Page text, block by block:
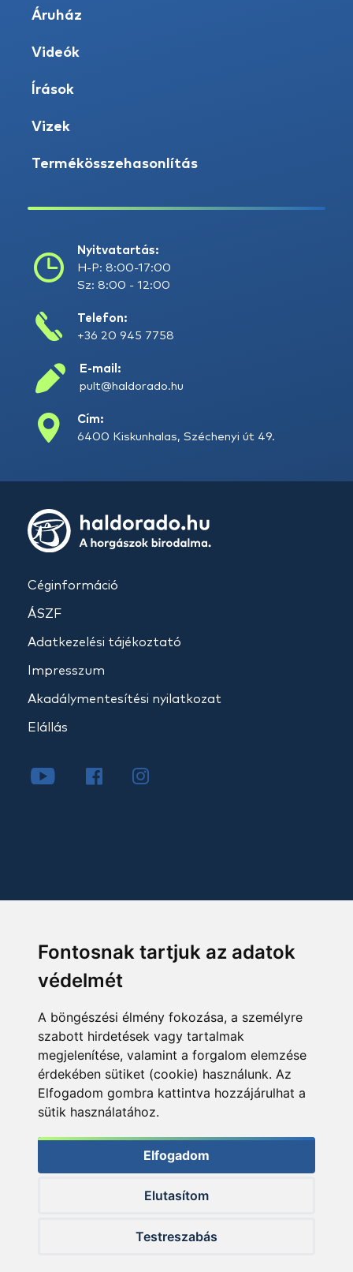
Fontosnak tartjuk az adatok
védelmét
A böngészési élmény fokozása, a személyre
szabott hirdetések vagy tartalmak
megjelenítése, valamint a forgalom elemzése
érdekében sütiket (cookie) használunk. Az
Elfogadom gombra kattintva hozzájárulhat a
sütik használatához.
Elfogadom
Elutasítom
Testreszabás
Áruház
Videók
Írások
Vizek
Termékösszehasonlítás
Nyitvatartás:
H-P: 8:00-17:00
Sz: 8:00 - 12:00
Telefon:
+36 20 945 7758
E-mail:
pult@haldorado.hu
Cím:
6400 Kiskunhalas, Széchenyi út 49.
Céginformáció
ÁSZF
Adatkezelési tájékoztató
Impresszum
Akadálymentesítési nyilatkozat
Elállás